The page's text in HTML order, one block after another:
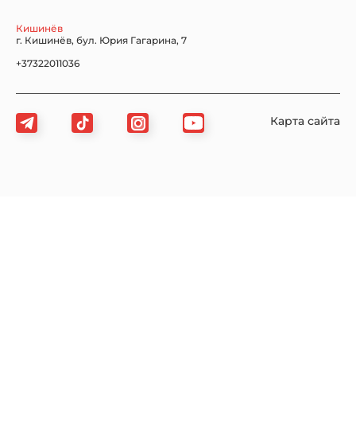
Кишинёв
г. Кишинёв, бул. Юрия Гагарина, 7
+37322011036
Карта сайта